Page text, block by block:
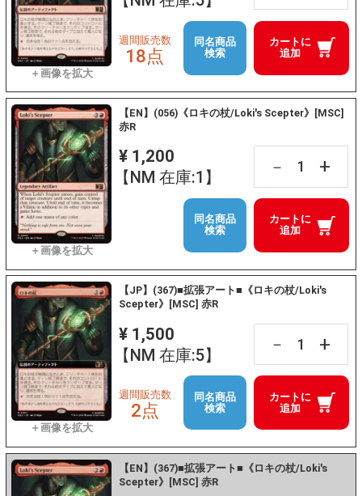
カートに
追加
週間販売数
18点
同名商品
検索
【EN】(056)《ロキの杖/Loki's Scepter》[MSC]
赤R
¥ 1,200
【NM 在庫:1】
－ +
カートに
追加
同名商品
検索
【JP】(367)■拡張アート■《ロキの杖/Loki's
Scepter》[MSC] 赤R
¥ 1,500
【NM 在庫:5】
－ +
カートに
追加
週間販売数
2点
同名商品
検索
【EN】(367)■拡張アート■《ロキの杖/Loki's
Scepter》[MSC] 赤R